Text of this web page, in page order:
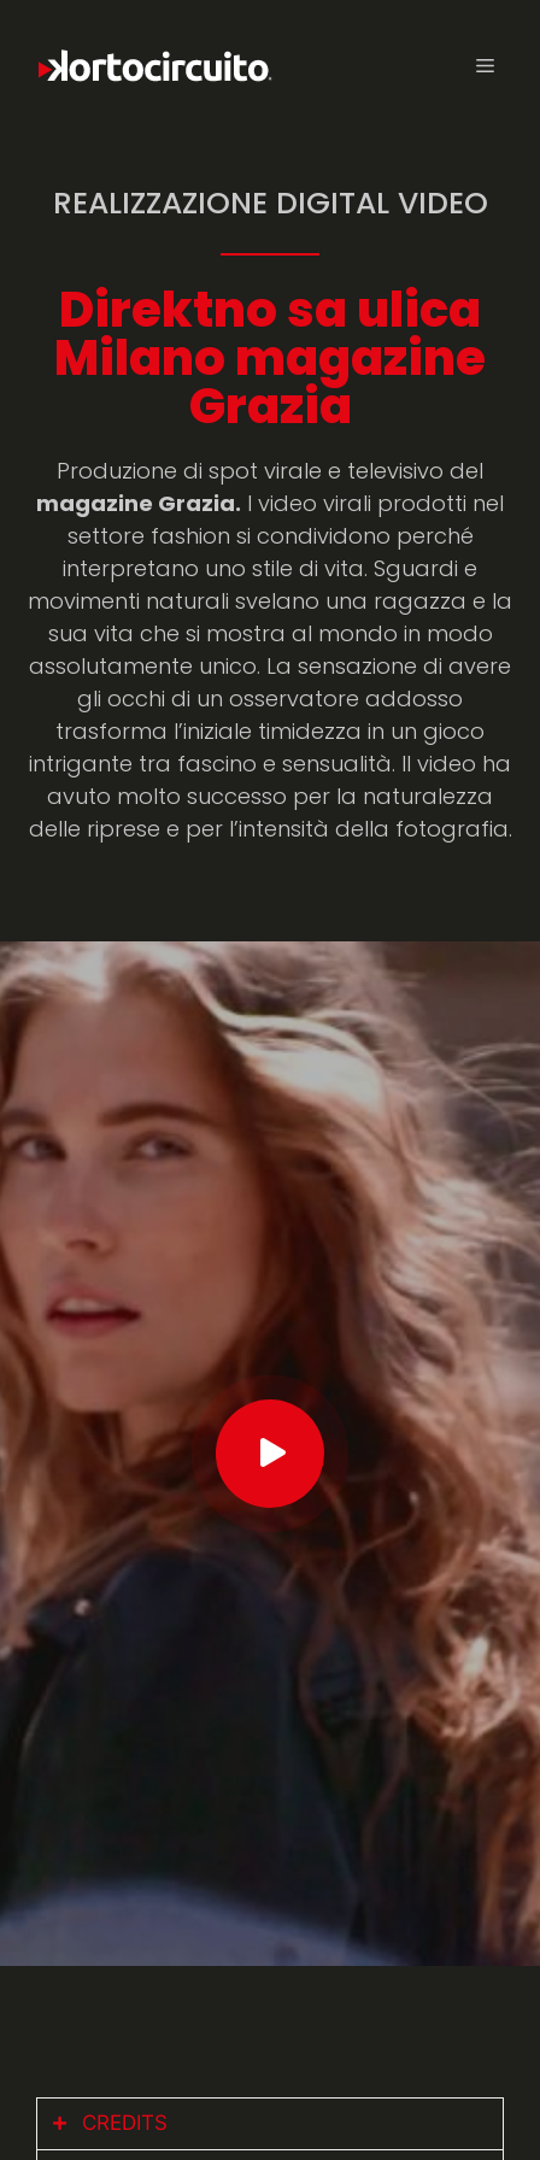
REALIZZAZIONE DIGITAL VIDEO
Direktno sa ulica
Milano magazine
Grazia
Produzione di spot virale e televisivo del
magazine Grazia. I video virali prodotti nel
settore fashion si condividono perché
interpretano uno stile di vita. Sguardi e
movimenti naturali svelano una ragazza e la
sua vita che si mostra al mondo in modo
assolutamente unico. La sensazione di avere
gli occhi di un osservatore addosso
trasforma l’iniziale timidezza in un gioco
intrigante tra fascino e sensualità. Il video ha
avuto molto successo per la naturalezza
delle riprese e per l’intensità della fotografia.
CREDITS